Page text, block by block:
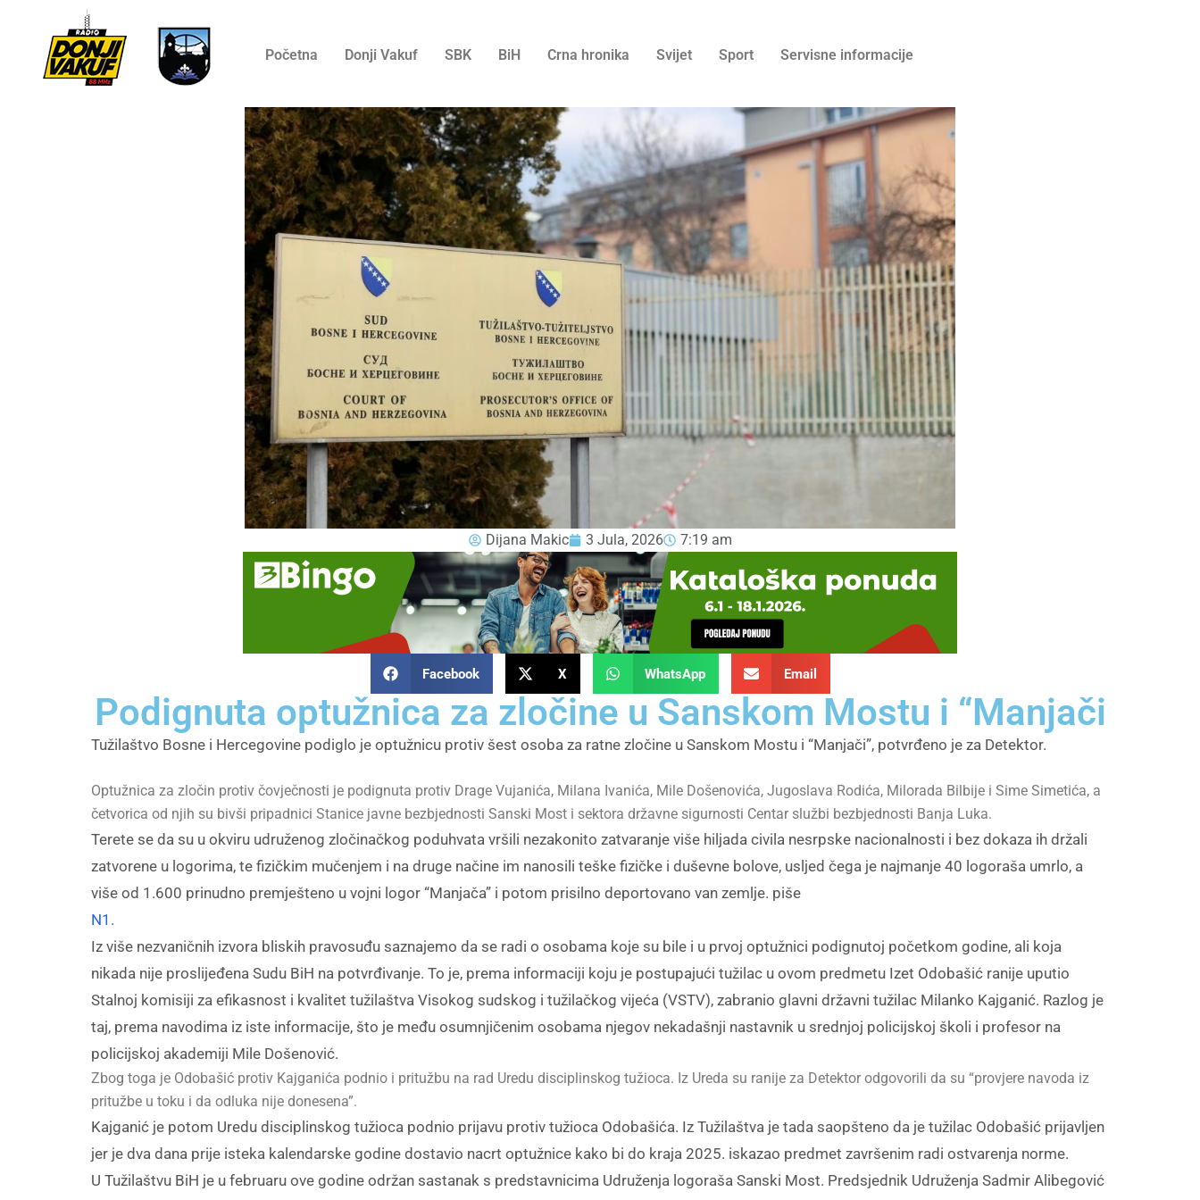
Početna Donji Vakuf SBK BiH Crna hronika Svijet Sport Servisne informacije
Dijana Makic 3 Jula, 2026 7:19 am
Facebook X WhatsApp Email
Podignuta optužnica za zločine u Sanskom Mostu i “Manjači
Tužilaštvo Bosne i Hercegovine podiglo je optužnicu protiv šest osoba za ratne zločine u Sanskom Mostu i “Manjači”, potvrđeno je za Detektor.
Optužnica za zločin protiv čovječnosti je podignuta protiv Drage Vujanića, Milana Ivanića, Mile Došenovića, Jugoslava Rodića, Milorada Bilbije i Sime Simetića, a
četvorica od njih su bivši pripadnici Stanice javne bezbjednosti Sanski Most i sektora državne sigurnosti Centar službi bezbjednosti Banja Luka.
Terete se da su u okviru udruženog zločinačkog poduhvata vršili nezakonito zatvaranje više hiljada civila nesrpske nacionalnosti i bez dokaza ih držali
zatvorene u logorima, te fizičkim mučenjem i na druge načine im nanosili teške fizičke i duševne bolove, usljed čega je najmanje 40 logoraša umrlo, a
više od 1.600 prinudno premješteno u vojni logor “Manjača” i potom prisilno deportovano van zemlje. piše
N1.
Iz više nezvaničnih izvora bliskih pravosuđu saznajemo da se radi o osobama koje su bile i u prvoj optužnici podignutoj početkom godine, ali koja
nikada nije proslijeđena Sudu BiH na potvrđivanje. To je, prema informaciji koju je postupajući tužilac u ovom predmetu Izet Odobašić ranije uputio
Stalnoj komisiji za efikasnost i kvalitet tužilaštva Visokog sudskog i tužilačkog vijeća (VSTV), zabranio glavni državni tužilac Milanko Kajganić. Razlog je
taj, prema navodima iz iste informacije, što je među osumnjičenim osobama njegov nekadašnji nastavnik u srednjoj policijskoj školi i profesor na
policijskoj akademiji Mile Došenović.
Zbog toga je Odobašić protiv Kajganića podnio i pritužbu na rad Uredu disciplinskog tužioca. Iz Ureda su ranije za Detektor odgovorili da su “provjere navoda iz
pritužbe u toku i da odluka nije donesena”.
Kajganić je potom Uredu disciplinskog tužioca podnio prijavu protiv tužioca Odobašića. Iz Tužilaštva je tada saopšteno da je tužilac Odobašić prijavljen
jer je dva dana prije isteka kalendarske godine dostavio nacrt optužnice kako bi do kraja 2025. iskazao predmet završenim radi ostvarenja norme.
U Tužilaštvu BiH je u februaru ove godine održan sastanak s predstavnicima Udruženja logoraša Sanski Most. Predsjednik Udruženja Sadmir Alibegović